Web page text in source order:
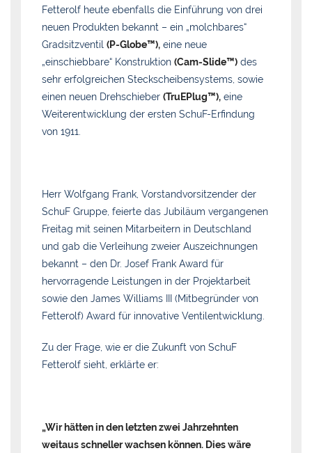
Fetterolf heute ebenfalls die Einführung von drei
neuen Produkten bekannt – ein „molchbares“
Gradsitzventil (P-Globe™), eine neue
„einschiebbare“ Konstruktion (Cam-Slide™) des
sehr erfolgreichen Steckscheibensystems, sowie
einen neuen Drehschieber (TruEPlug™), eine
Weiterentwicklung der ersten SchuF-Erfindung
von 1911.
Herr Wolfgang Frank, Vorstandvorsitzender der
SchuF Gruppe, feierte das Jubiläum vergangenen
Freitag mit seinen Mitarbeitern in Deutschland
und gab die Verleihung zweier Auszeichnungen
bekannt – den Dr. Josef Frank Award für
hervorragende Leistungen in der Projektarbeit
sowie den James Williams III (Mitbegründer von
Fetterolf) Award für innovative Ventilentwicklung.
Zu der Frage, wie er die Zukunft von SchuF
Fetterolf sieht, erklärte er:
„Wir hätten in den letzten zwei Jahrzehnten
weitaus schneller wachsen können. Dies wäre